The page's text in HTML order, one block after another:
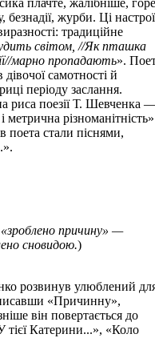
безнадії, журби. Ці настрої
традиційне
світом, //Як пташка
марно пропадають».
самотності й
періоду заслання.
риса поезії Т. Шевченка
метрична
поета стали піснями,
причину» —
сновидою.)
розвинув улюблений
«Причинну»,
він повертається до
тієї Катерини...», «Коло